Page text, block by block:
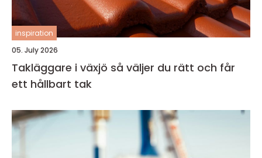
inspiration
05. July 2026
Takläggare i växjö så väljer du rätt och får
ett hållbart tak